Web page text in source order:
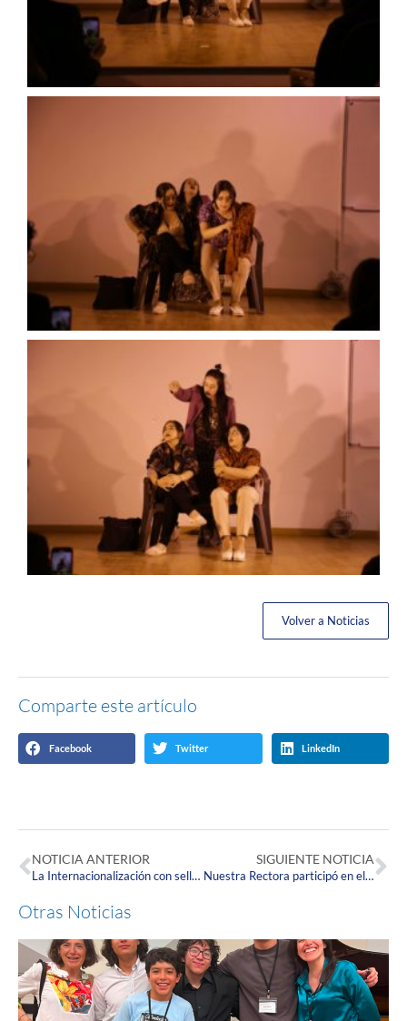
Volver a Noticias
Comparte este artículo
Facebook Twitter LinkedIn
NOTICIA ANTERIOR
La Internacionalización con sello de calidad Corpista sigue llegando cada vez más lejos
SIGUIENTE NOTICIA
Nuestra Rectora participó en el World Women University Presidents Forum en China
Otras Noticias